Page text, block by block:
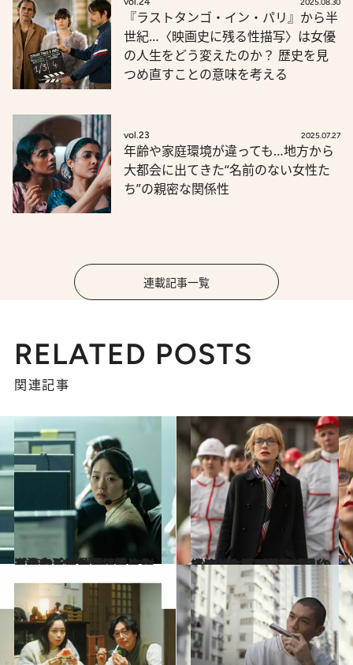
『ラストタンゴ・イン・パリ』から半
世紀…〈映画史に残る性描写〉は女優
の人生をどう変えたのか？ 歴史を見
つめ直すことの意味を考える
vol.23 2025.07.27
年齢や家庭環境が違っても…地方から
大都会に出てきた“名前のない女性た
ち”の親密な関係性
連載記事一覧
RELATED POSTS
関連記事
2023.9.10
【このシリーズを初めから読む】労働を搾取されてしまう少女と、信じる道を歩み、仕事に辿りつく少女 今、「働く」とはどういうことか
カルチャー 2023.10.24
【#2】レイプ被害者へのゾッとする眼差し「自作自演」と疑われても闘い続けた女性が最後に手にする“救い”とは
カルチャー